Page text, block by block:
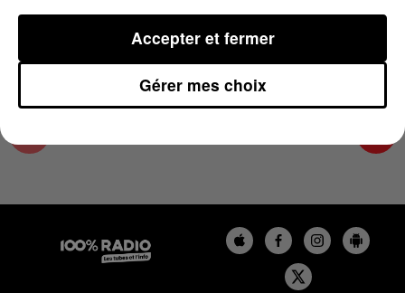
Les infos de l'Aude
Gérer mes choix
Accepter et fermer